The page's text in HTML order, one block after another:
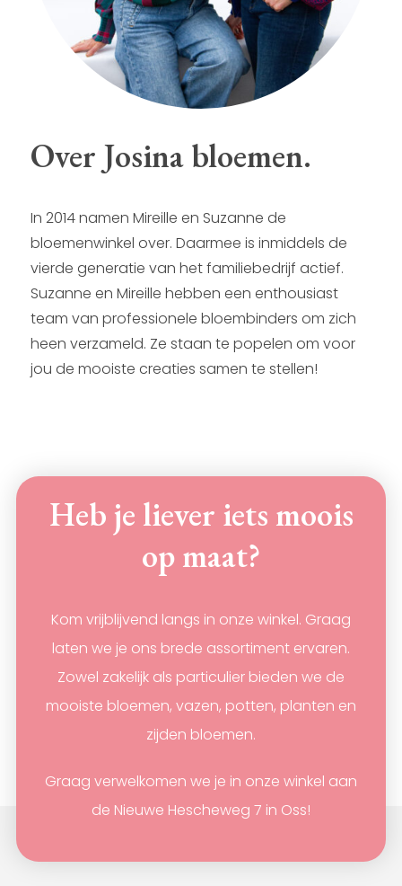
Over Josina bloemen.
In 2014 namen Mireille en Suzanne de
bloemenwinkel over. Daarmee is inmiddels de
vierde generatie van het familiebedrijf actief.
Suzanne en Mireille hebben een enthousiast
team van professionele bloembinders om zich
heen verzameld. Ze staan te popelen om voor
jou de mooiste creaties samen te stellen!
Heb je liever iets moois
op maat?
Kom vrijblijvend langs in onze winkel. Graag
laten we je ons brede assortiment ervaren.
Zowel zakelijk als particulier bieden we de
mooiste bloemen, vazen, potten, planten en
zijden bloemen.
Graag verwelkomen we je in onze winkel aan
de Nieuwe Hescheweg 7 in Oss!